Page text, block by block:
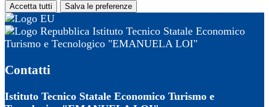
Accetta tutti Salva le preferenze
Istituto Tecnico Statale Economico
Turismo e Tecnologico "EMANUELA LOI"
Contatti
Istituto Tecnico Statale Economico Turismo e